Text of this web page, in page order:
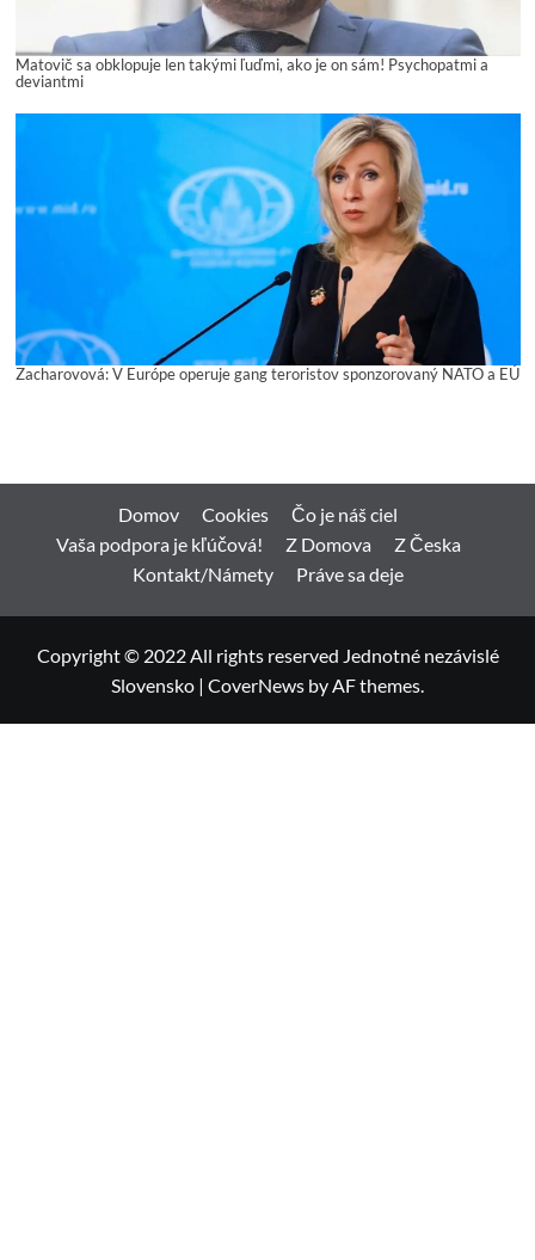
Matovič sa obklopuje len takými ľuďmi, ako je on sám! Psychopatmi a
deviantmi
Zacharovová: V Európe operuje gang teroristov sponzorovaný NATO a EÚ
Domov Cookies
Čo je náš ciel
Vaša podpora je kľúčová!
Z Domova
Z Česka
Kontakt/Námety
Práve sa deje
Copyright © 2022 All rights reserved Jednotné nezávislé
Slovensko | CoverNews by AF themes.